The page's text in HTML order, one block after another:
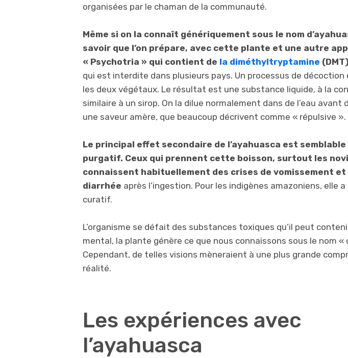
organisées par le chaman de la communauté.
Même si on la connaît génériquement sous le nom
savoir que l’on prépare, avec cette plante et une autre
« Psychotria » qui contient de la diméthyltryptamine
qui est interdite dans plusieurs pays. Un processus de décoction
les deux végétaux. Le résultat est une substance liquide, à la
similaire à un sirop. On la dilue normalement dans de l’eau avant
une saveur amère, que beaucoup décrivent comme « répulsive ».
Le principal effet secondaire de l’ayahuasca est semblable
purgatif. Ceux qui prennent cette boisson, surtout les
connaissent habituellement des crises de vomissement et
diarrhée après l’ingestion. Pour les indigènes amazoniens, elle
curatif.
L’organisme se défait des substances toxiques qu’il peut
mental, la plante génère ce que nous connaissons sous le nom «
Cependant, de telles visions mèneraient à une plus grande
réalité.
Les expériences avec
l’ayahuasca